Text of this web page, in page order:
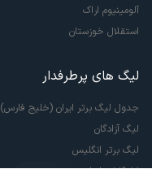
آلومینیوم اراک
استقلال خوزستان
لیگ های پرطرفدار
جدول لیگ برتر ایران (خلیج فارس)
لیگ آزادگان
لیگ برتر انگلیس
لالیگا اسپانیا